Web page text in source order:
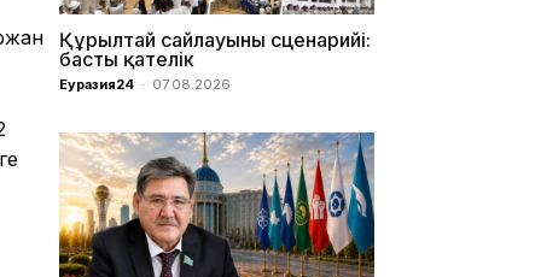
Құрылтай сайлауының сценарийі:
басты қателік
Еуразия24 - 07.08.2026